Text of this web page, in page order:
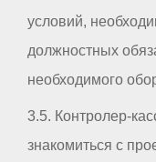
условий,
должностных
необходимого
3.5. Контролер-
знакомиться с